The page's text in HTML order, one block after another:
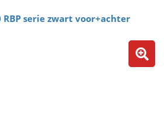
serie zwart voor+achter